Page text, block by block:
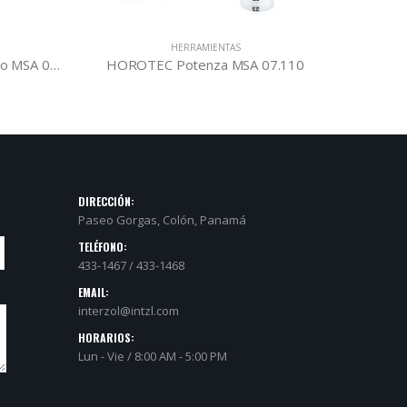
HOROTEC Martillo para Relojero MSA 04.006
HERRAMIENTAS
HOROTEC Potenza MSA 07.110
DIRECCIÓN:
Paseo Gorgas, Colón, Panamá
TELÉFONO:
433-1467 / 433-1468
EMAIL:
interzol@intzl.com
HORARIOS:
Lun - Vie / 8:00 AM - 5:00 PM